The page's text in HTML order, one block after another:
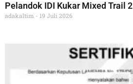
Pelandok IDI Kukar Mixed Trail 2
adakaltim 19 Juli 2026